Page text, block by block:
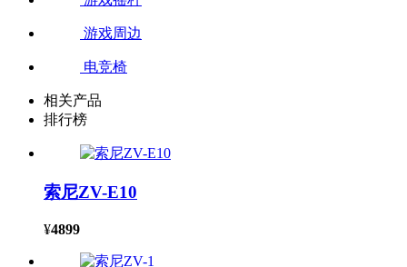
游戏周边
电竞椅
相关产品
排行榜
索尼ZV-E10
¥4899